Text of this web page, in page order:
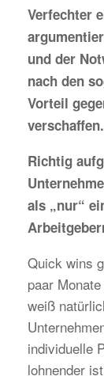
Verfechter
und der
nach den
Vorteil
verschaffen.
Richtig
als „nur“
Quick wins
paar
weiß
individuelle
lohnender